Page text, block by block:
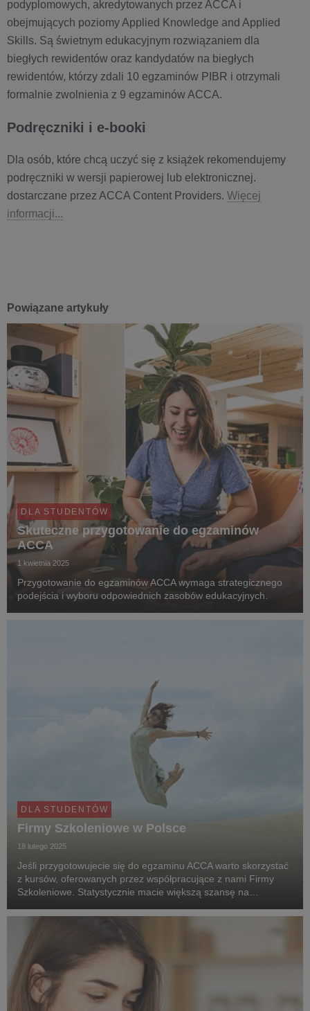
podyplomowych, akredytowanych przez ACCA i
obejmujących poziomy Applied Knowledge and Applied
Skills. Są świetnym edukacyjnym rozwiązaniem dla
biegłych rewidentów oraz kandydatów na biegłych
rewidentów, którzy zdali 10 egzaminów PIBR i otrzymali
formalnie zwolnienia z 9 egzaminów ACCA.
Podręczniki i e-booki
Dla osób, które chcą uczyć się z książek rekomendujemy
podręczniki w wersji papierowej lub elektronicznej.
dostarczane przez ACCA Content Providers. Więcej
informacji...
Powiązane artykuły
DLA STUDENTÓW
Skuteczne przygotowanie do egzaminów
ACCA
1 kwietnia 2025
Przygotowanie do egzaminów ACCA wymaga strategicznego
podejścia i wyboru odpowiednich zasobów edukacyjnych.
DLA STUDENTÓW
Firmy Szkoleniowe w Polsce
18 lutego 2025
Jeśli przygotowujecie się do egzaminu ACCA warto skorzystać
z kursów, oferowanych przez współpracujące z nami Firmy
Szkoleniowe. Statystycznie macie większą szansę na